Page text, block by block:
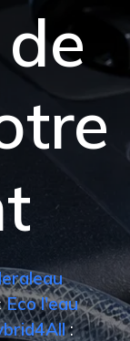
Eco l'eau
: